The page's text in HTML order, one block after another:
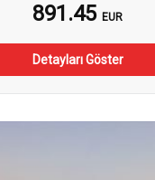
891.45 EUR
Detayları Göster